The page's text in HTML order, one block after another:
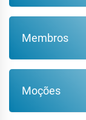
Membros
Moções